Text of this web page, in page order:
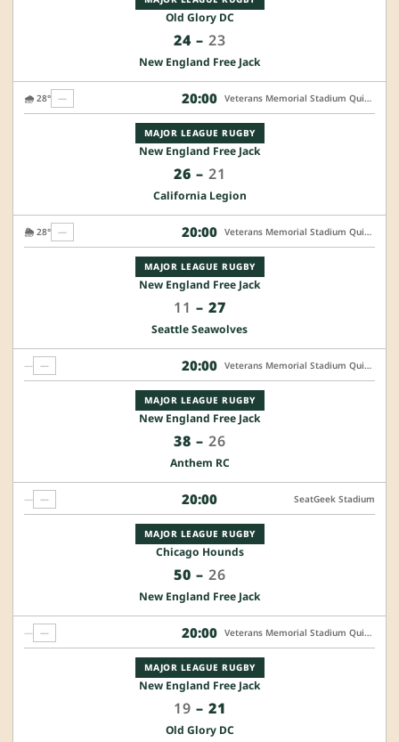
Old Glory DC
24– 23
New England Free Jack
20:00
MAJOR LEAGUE RUGBY
New England Free Jack
26 – 21
California Legion
🌧️ 28° — Veterans Memorial Stadium Quincy
20:00
MAJOR LEAGUE RUGBY
New England Free Jack
11 – 27
Seattle Seawolves
🌦️ 28° — Veterans Memorial Stadium Quincy
20:00
MAJOR LEAGUE RUGBY
New England Free Jack
38 – 26
Anthem RC
— — Veterans Memorial Stadium Quincy
20:00
MAJOR LEAGUE RUGBY
Chicago Hounds
50 – 26
New England Free Jack
— — SeatGeek Stadium
20:00
MAJOR LEAGUE RUGBY
New England Free Jack
19 – 21
Old Glory DC
— — Veterans Memorial Stadium Quincy